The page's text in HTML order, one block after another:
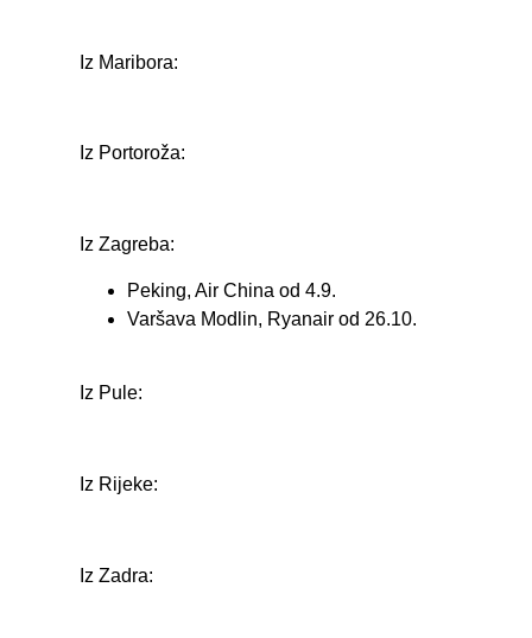
Iz Maribora:
Iz Portoroža:
Iz Zagreba:
Peking, Air China od 4.9.
Varšava Modlin, Ryanair od 26.10.
Iz Pule:
Iz Rijeke:
Iz Zadra: